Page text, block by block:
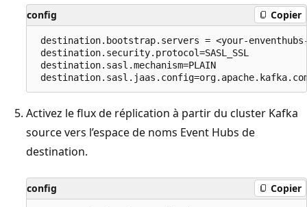
config Copier
destination.bootstrap.servers = <your-enventhubs-
destination.security.protocol=SASL_SSL
destination.sasl.mechanism=PLAIN
Activez le flux de réplication à partir du cluster Kafka
source vers l’espace de noms Event Hubs de
destination.
config Copier